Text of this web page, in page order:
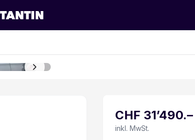
CHF 31’490.–
inkl. MwSt.